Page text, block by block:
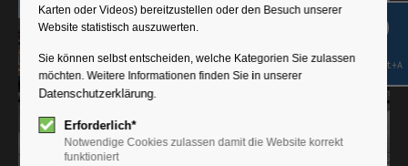
Karten oder Videos) bereitzustellen oder den Besuch unserer
Website statistisch auszuwerten.
Sie können selbst entscheiden, welche Kategorien Sie zulassen
möchten. Weitere Informationen finden Sie in unserer
Datenschutzerklärung.
Erforderlich*
Notwendige Cookies zulassen damit die Website korrekt
funktioniert
Shift+Alt+A